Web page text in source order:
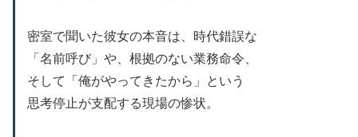
密室で聞いた彼女の本音は、時代錯誤な
「名前呼び」や、根拠のない業務命令、
そして「俺がやってきたから」という
思考停止が支配する現場の惨状。